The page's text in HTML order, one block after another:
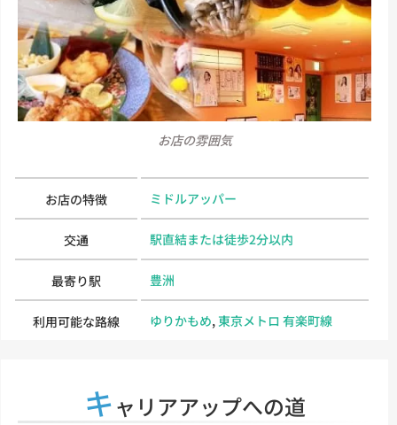
お店の雰囲気
お店の特徴 ミドルアッパー
交通 駅直結または徒歩2分以内
最寄り駅 豊洲
利用可能な路線 ゆりかもめ, 東京メトロ 有楽町線
キャリアアップへの道